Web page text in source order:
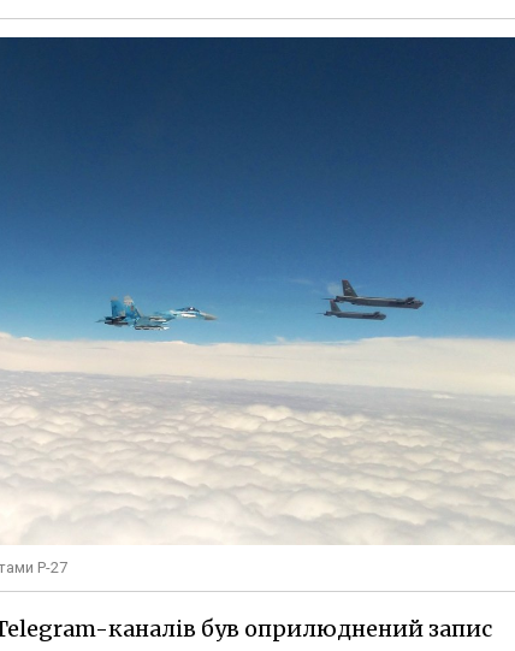
Р-27
каналів був оприлюднений запис